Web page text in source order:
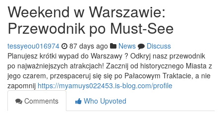
Weekend w Warszawie:
Przewodnik po Must-See
tessyeou016974 87 days ago News
Discuss
Planujesz krótki wypad do Warszawy ? Odkryj nasz przewodnik
po najważniejszych atrakcjach! Zacznij od historycznego Miasta z
jego czarem, przespaceruj się się po Pałacowym Traktacie, a nie
zapomnij https://myamuys022453.is-blog.com/profile
Comments
Who Upvoted